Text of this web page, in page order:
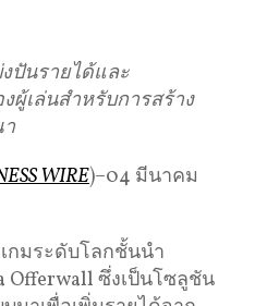
ปันรายได้และ
ผู้เล่นสำหรับการสร้าง
WIRE)–04 มีนาคม
กมระดับโลกชั้นนำ
Offerwall ซึ่งเป็นโซลูชัน